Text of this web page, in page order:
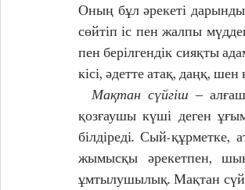
Оның бұл әрекеті дарынды
сөйтіп іс пен жалпы
пен берілгендік сияқты
кісі, әдетте атақ, даңқ,
  Мақтан сүйгіш
‒
қозғаушы күші деген
білдіреді. Сый-құрметке,
жымысқы әрекетпен,
ұмтылушылық. Мақтан